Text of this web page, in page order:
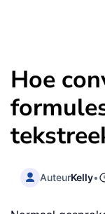
Hoe
AuteurKelly•